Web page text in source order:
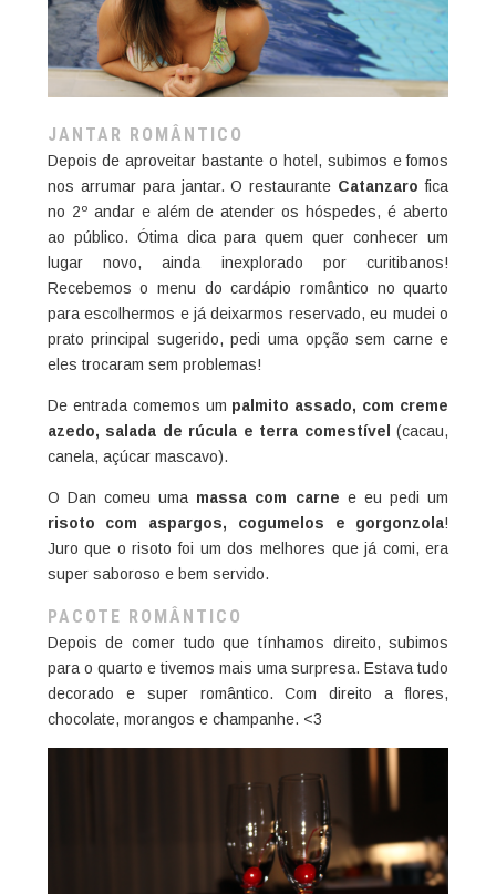
JANTAR ROMÂNTICO
Depois de aproveitar bastante o hotel, subimos e fomos
nos arrumar para jantar. O restaurante Catanzaro fica
no 2º andar e além de atender os hóspedes, é aberto
ao público. Ótima dica para quem quer conhecer um
lugar novo, ainda inexplorado por curitibanos!
Recebemos o menu do cardápio romântico no quarto
para escolhermos e já deixarmos reservado, eu mudei o
prato principal sugerido, pedi uma opção sem carne e
eles trocaram sem problemas!
De entrada comemos um palmito assado, com creme
azedo, salada de rúcula e terra comestível
(cacau,
canela, açúcar mascavo).
O Dan comeu uma massa com carne e eu pedi um
risoto com aspargos, cogumelos e gorgonzola!
Juro que o risoto foi um dos melhores que já comi, era
super saboroso e bem servido.
PACOTE ROMÂNTICO
Depois de comer tudo que tínhamos direito, subimos
para o quarto e tivemos mais uma surpresa. Estava tudo
decorado e super romântico. Com direito a flores,
chocolate, morangos e champanhe. <3